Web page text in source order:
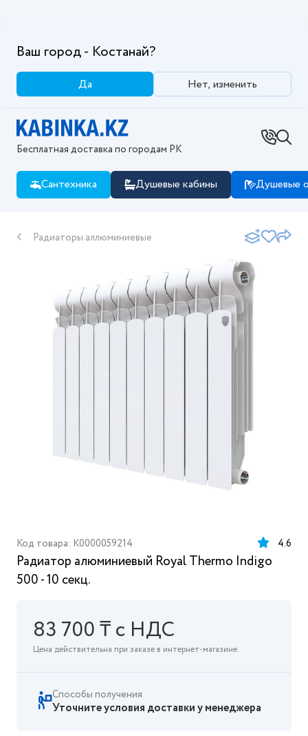
Ваш город - Костанай?
Да Нет, изменить
Бесплатная доставка по городам РК
Сантехника Душевые кабины Душевые
Радиаторы аллюминиевые
Код товара: K0000059214 4.6
Радиатор алюминиевый Royal Thermo Indigo
500 - 10 секц.
83 700 ₸ с НДС
Цена действительна при заказе в интернет-магазине.
Способы получения
Уточните условия доставки у менеджера